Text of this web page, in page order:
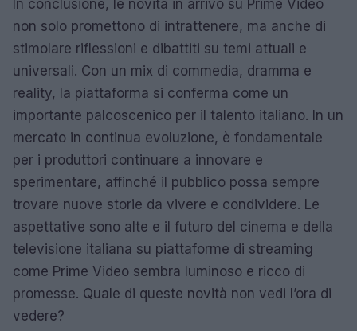
In conclusione, le novità in arrivo su Prime Video
non solo promettono di intrattenere, ma anche di
stimolare riflessioni e dibattiti su temi attuali e
universali. Con un mix di commedia, dramma e
reality, la piattaforma si conferma come un
importante palcoscenico per il talento italiano. In un
mercato in continua evoluzione, è fondamentale
per i produttori continuare a innovare e
sperimentare, affinché il pubblico possa sempre
trovare nuove storie da vivere e condividere. Le
aspettative sono alte e il futuro del cinema e della
televisione italiana su piattaforme di streaming
come Prime Video sembra luminoso e ricco di
promesse. Quale di queste novità non vedi l’ora di
vedere?